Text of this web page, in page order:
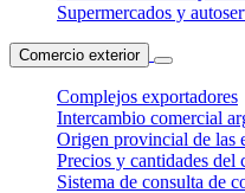
Supermercados y
Comercio exterior
Complejos exportadores
Intercambio comercial
Origen provincial de las
Precios y cantidades del
Sistema de consulta de